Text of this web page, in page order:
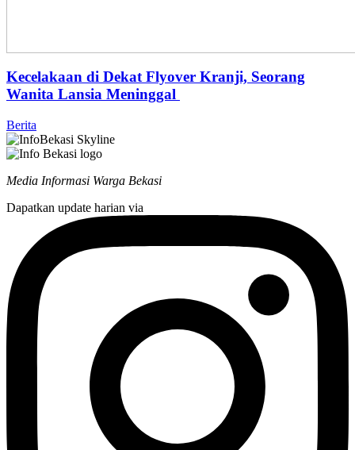
Kecelakaan di Dekat Flyover Kranji, Seorang
Wanita Lansia Meninggal
Berita
Media Informasi Warga Bekasi
Dapatkan update harian via